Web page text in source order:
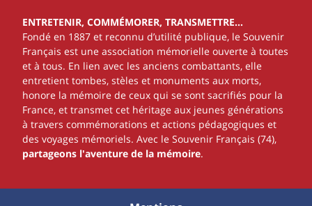
ENTRETENIR, COMMÉMORER, TRANSMETTRE…
Fondé en 1887 et reconnu d’utilité publique, le Souvenir
Français est une association mémorielle ouverte à toutes
et à tous. En lien avec les anciens combattants, elle
entretient tombes, stèles et monuments aux morts,
honore la mémoire de ceux qui se sont sacrifiés pour la
France, et transmet cet héritage aux jeunes générations
à travers commémorations et actions pédagogiques et
des voyages mémoriels. Avec le Souvenir Français (74),
partageons l'aventure de la mémoire.